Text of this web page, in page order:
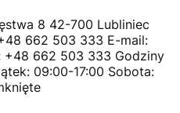
8 42-700 Lubliniec
662 503 333 E-mail:
+48 662 503 333 Godziny
09:00-17:00 Sobota: